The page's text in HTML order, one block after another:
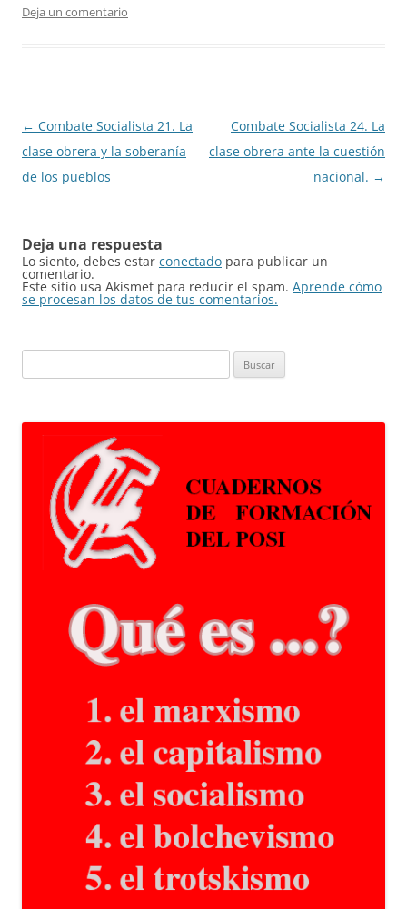
Deja un comentario
Navegación
de
entradas
← Combate Socialista 21. La
clase obrera y la soberanía
de los pueblos
Combate Socialista 24. La
clase obrera ante la cuestión
nacional. →
Deja una respuesta
Lo siento, debes estar conectado para publicar un
comentario.
Este sitio usa Akismet para reducir el spam. Aprende cómo
se procesan los datos de tus comentarios.